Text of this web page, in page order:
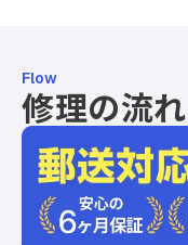
Flow
修理の流れ